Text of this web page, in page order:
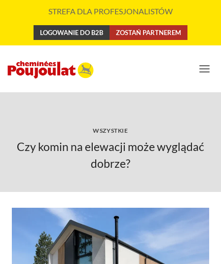
STREFA DLA PROFESJONALISTÓW
LOGOWANIE DO B2B ZOSTAŃ PARTNEREM
WSZYSTKIE
Czy komin na elewacji może wyglądać
dobrze?